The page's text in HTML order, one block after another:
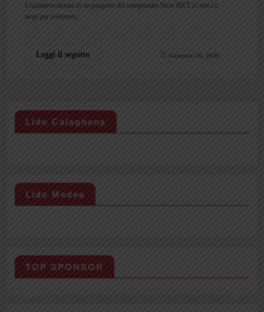
L'iniziativa rientra in un progetto del campionato Serie BKT in tutti i c
ampi per sostenere…
Leggi il seguito Gennaio 28, 2026
Lido Calaghena
Lido Medea
TOP SPONSOR